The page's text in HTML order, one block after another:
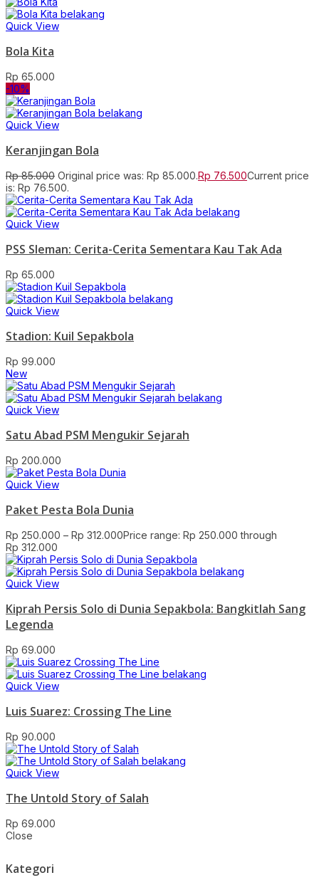
Quick View
Bola Kita
Rp 65.000
-10%
Quick View
Keranjingan Bola
Rp85.000 Original price was: Rp 85.000.Rp 76.500Current price
is: Rp 76.500.
Quick View
PSS Sleman: Cerita-Cerita Sementara Kau Tak Ada
Rp 65.000
Quick View
Stadion: Kuil Sepakbola
Rp 99.000
New
Quick View
Satu Abad PSM Mengukir Sejarah
Rp 200.000
Quick View
Paket Pesta Bola Dunia
Rp 250.000 – Rp 312.000Price range: Rp 250.000 through
Rp 312.000
Quick View
Kiprah Persis Solo di Dunia Sepakbola: Bangkitlah Sang
Legenda
Rp 69.000
Quick View
Luis Suarez: Crossing The Line
Rp 90.000
Quick View
The Untold Story of Salah
Rp 69.000
Close
Kategori